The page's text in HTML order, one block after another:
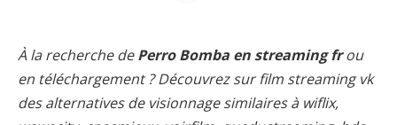
À la recherche dePerro Bomba en streaming frou
en téléchargement ? Découvrez sur film streaming vk
des alternatives de visionnage similaires à wiflix,